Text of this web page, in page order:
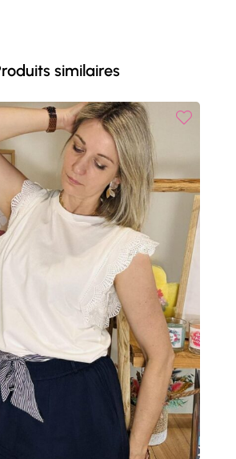
similaires